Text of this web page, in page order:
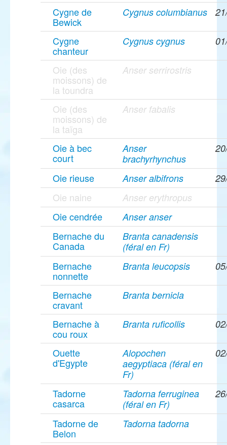
Cygne de
Bewick
Cygnus columbianus
Cygne
chanteur
Cygnus cygnus
Oie (des
moissons) de
la toundra
Anser serrirostris
Oie (des
moissons) de
la taïga
Anser fabalis
Oie à bec
court
Anser
brachyrhynchus
Oie rieuse Anser albifrons
Oie naine Anser erythropus
Oie cendrée Anser anser
Bernache du
Canada
Branta canadensis
(féral en Fr)
Bernache
nonnette
Branta leucopsis
Bernache
cravant
Branta bernicla
Bernache à
cou roux
Branta ruficollis
Ouette
d'Egypte
Alopochen
aegyptiaca (féral en
Fr)
Tadorne
casarca
Tadorna ferruginea
(féral en Fr)
Tadorne de
Belon
Tadorna tadorna